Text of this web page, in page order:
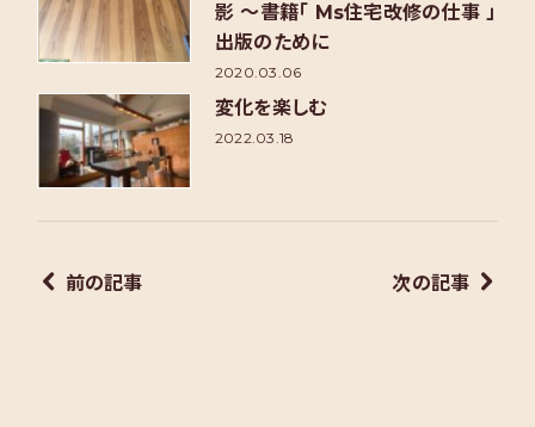
影 ～書籍「 Ms住宅改修の仕事 」
出版のために
2020.03.06
変化を楽しむ
2022.03.18
前の記事 次の記事